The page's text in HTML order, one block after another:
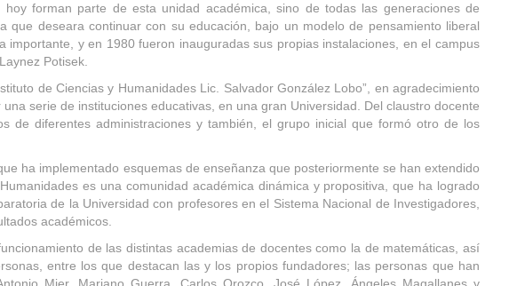
forman parte de esta unidad académica, sino de todas las generaciones de
deseara continuar con su educación, bajo un modelo de pensamiento liberal
y en 1980 fueron inauguradas sus propias instalaciones, en el campus
Potisek.
de Ciencias y Humanidades Lic. Salvador González Lobo”, en agradecimiento
serie de instituciones educativas, en una gran Universidad. Del claustro docente
de diferentes administraciones y también, el grupo inicial que formó otro de los
ha implementado esquemas de enseñanza que posteriormente se han extendido
es una comunidad académica dinámica y propositiva, que ha logrado
de la Universidad con profesores en el Sistema Nacional de Investigadores,
académicos.
de las distintas academias de docentes como la de matemáticas, así
entre los que destacan las y los propios fundadores; las personas que han